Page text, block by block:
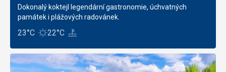
Dokonalý koktejl legendární gastronomie, úchvatných
památek i plážových radovánek.
23°C 22°C